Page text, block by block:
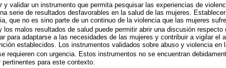
y validar un instrumento que permita pesquisar las experiencias de
serie de resultados desfavorables en la salud de las mujeres.
que no es sino parte de un continuo de la violencia que las mujeres
los malos resultados de salud puede permitir abrir una discusión respecto
para adaptarse a las necesidades de las mujeres y contribuir a vigilar el
establecidos. Los instrumentos validados sobre abuso y violencia en
requieren con urgencia. Estos instrumentos no se encuentran
para este contexto.